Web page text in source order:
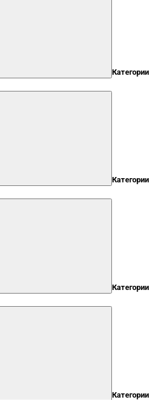
Категории
Категории
Категории
Категории